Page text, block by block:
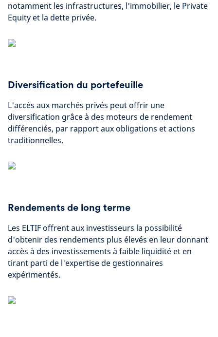
notamment les infrastructures, l'immobilier, le Private
Equity et la dette privée.
Diversification du portefeuille
L'accès aux marchés privés peut offrir une
diversification grâce à des moteurs de rendement
différenciés, par rapport aux obligations et actions
traditionnelles.
Rendements de long terme
Les ELTIF offrent aux investisseurs la possibilité
d'obtenir des rendements plus élevés en leur donnant
accès à des investissements à faible liquidité et en
tirant parti de l'expertise de gestionnaires
expérimentés.